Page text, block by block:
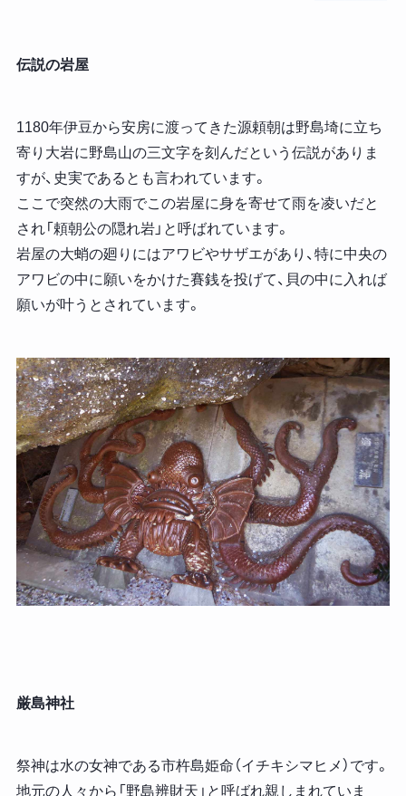
伝説の岩屋
1180年伊豆から安房に渡ってきた源頼朝は野島埼に立ち
寄り大岩に野島山の三文字を刻んだという伝説がありま
すが、史実であるとも言われています。
ここで突然の大雨でこの岩屋に身を寄せて雨を凌いだと
され「頼朝公の隠れ岩」と呼ばれています。
岩屋の大蛸の廻りにはアワビやサザエがあり、特に中央の
アワビの中に願いをかけた賽銭を投げて、貝の中に入れば
願いが叶うとされています。
厳島神社
祭神は水の女神である市杵島姫命（イチキシマヒメ）です。
地元の人々から「野島辨財天」と呼ばれ親しまれていま